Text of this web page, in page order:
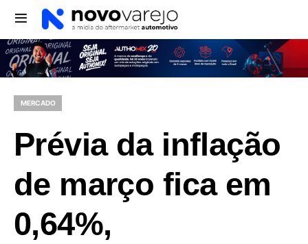
MERCADO
Prévia da inflação
de março fica em
0,64%,